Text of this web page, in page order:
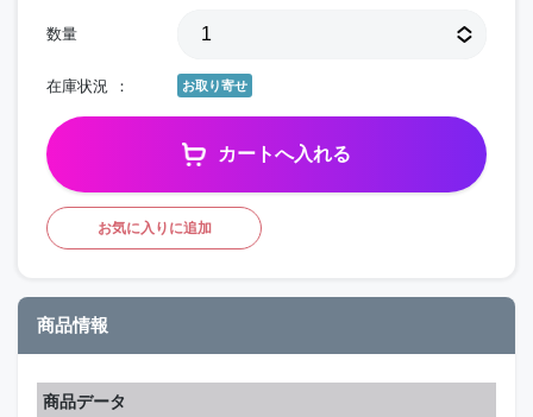
数量
在庫状況 お取り寄せ
カートへ入れる
お気に入りに追加
商品情報
商品データ